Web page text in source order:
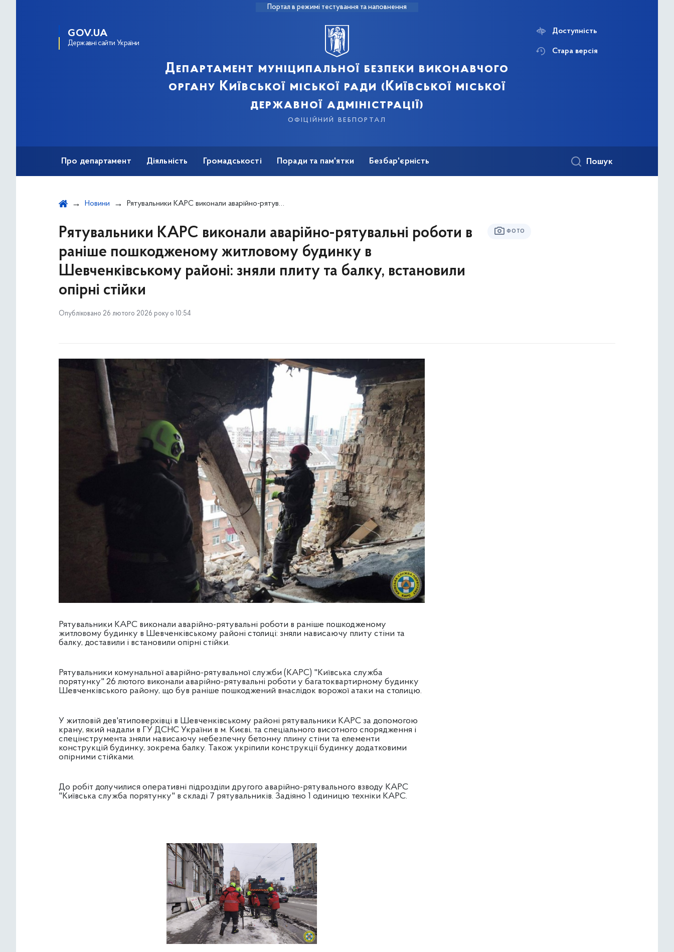
Портал в режимі тестування та наповнення
GOV.UA
Державні сайти України
Департамент муніципальної безпеки виконавчого
органу Київської міської ради (Київської міської
державної адміністрації)
офіційний вебпортал
Доступність
Стара версія
Про департамент Діяльність Громадськості Поради та пам'ятки Безбар'єрність Пошук
Новини Рятувальники КАРС виконали аварійно-рятувальні роботи в раніше пошкодженому житловому будинку в Шевченківському районі: зняли плиту та балку, встановили опірні стійки
Рятувальники КАРС виконали аварійно-рятувальні роботи в
раніше пошкодженому житловому будинку в
Шевченківському районі: зняли плиту та балку, встановили
опірні стійки
Опубліковано 26 лютого 2026 року о 10:54
ФОТО
Рятувальники КАРС виконали аварійно-рятувальні роботи в раніше пошкодженому
житловому будинку в Шевченківському районі столиці: зняли нависаючу плиту стіни та
балку, доставили і встановили опірні стійки.
Рятувальники комунальної аварійно-рятувальної служби (КАРС) "Київська служба
порятунку" 26 лютого виконали аварійно-рятувальні роботи у багатоквартирному будинку
Шевченківського району, що був раніше пошкоджений внаслідок ворожої атаки на столицю.
У житловій дев'ятиповерхівці в Шевченківському районі рятувальники КАРС за допомогою
крану, який надали в ГУ ДСНС України в м. Києві, та спеціального висотного спорядження і
спецінструмента зняли нависаючу небезпечну бетонну плину стіни та елементи
конструкцій будинку, зокрема балку. Також укріпили конструкції будинку додатковими
опірними стійками.
До робіт долучилися оперативні підрозділи другого аварійно-рятувального взводу КАРС
"Київська служба порятунку" в складі 7 рятувальників. Задіяно 1 одиницю техніки КАРС.